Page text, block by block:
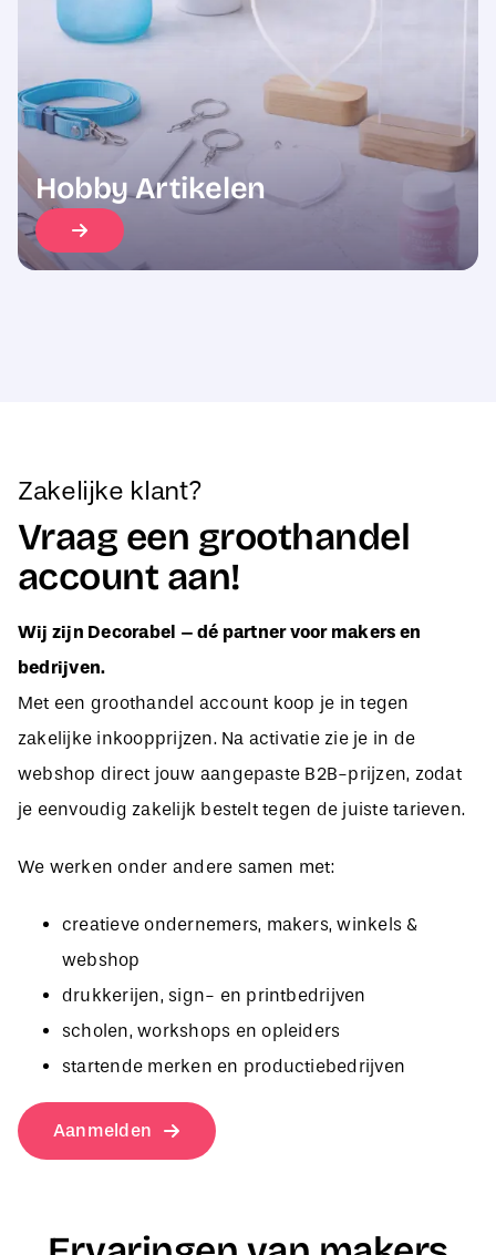
Hobby Artikelen
Vraag een groothandel
account aan!
Wij zijn Decorabel – dé partner voor makers en
bedrijven.
Met een groothandel account koop je in tegen
zakelijke inkoopprijzen. Na activatie zie je in de
webshop direct jouw aangepaste B2B-prijzen, zodat
je eenvoudig zakelijk bestelt tegen de juiste tarieven.
We werken onder andere samen met:
creatieve ondernemers, makers, winkels &
webshop
drukkerijen, sign- en printbedrijven
scholen, workshops en opleiders
startende merken en productiebedrijven